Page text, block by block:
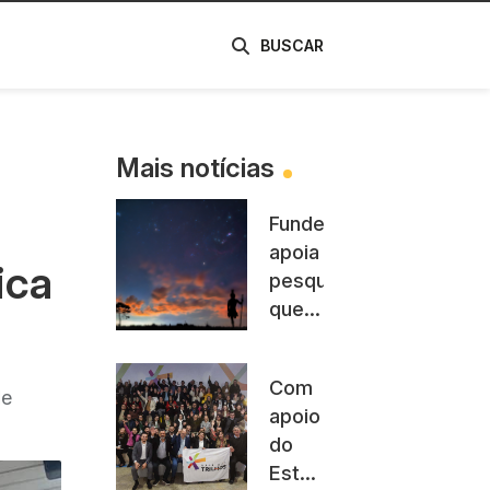
BUSCAR
Mais notícias
Fundect
apoia
pesquisas
que
e
ciência
no
Pictec
Com
apoio
do
Estado